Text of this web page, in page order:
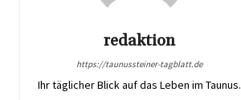
redaktion
https://taunussteiner-tagblatt.de
Ihr täglicher Blick auf das Leben im Taunus.